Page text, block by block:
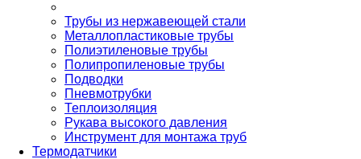
Трубы из нержавеющей стали
Металлопластиковые трубы
Полиэтиленовые трубы
Полипропиленовые трубы
Подводки
Пневмотрубки
Теплоизоляция
Рукава высокого давления
Инструмент для монтажа труб
Термодатчики